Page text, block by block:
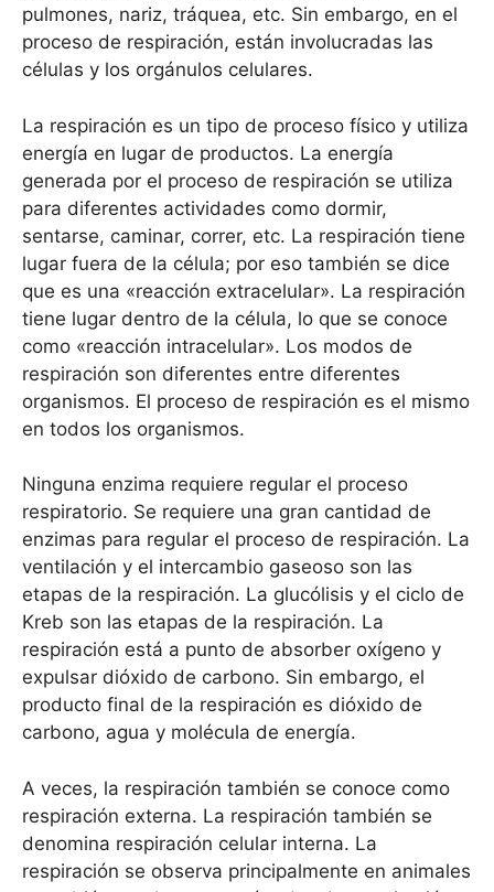
pulmones, nariz, tráquea, etc. Sin embargo, en el
proceso de respiración, están involucradas las
células y los orgánulos celulares.
La respiración es un tipo de proceso físico y utiliza
energía en lugar de productos. La energía
generada por el proceso de respiración se utiliza
para diferentes actividades como dormir,
sentarse, caminar, correr, etc. La respiración tiene
lugar fuera de la célula; por eso también se dice
que es una «reacción extracelular». La respiración
tiene lugar dentro de la célula, lo que se conoce
como «reacción intracelular». Los modos de
respiración son diferentes entre diferentes
organismos. El proceso de respiración es el mismo
en todos los organismos.
Ninguna enzima requiere regular el proceso
respiratorio. Se requiere una gran cantidad de
enzimas para regular el proceso de respiración. La
ventilación y el intercambio gaseoso son las
etapas de la respiración. La glucólisis y el ciclo de
Kreb son las etapas de la respiración. La
respiración está a punto de absorber oxígeno y
expulsar dióxido de carbono. Sin embargo, el
producto final de la respiración es dióxido de
carbono, agua y molécula de energía.
A veces, la respiración también se conoce como
respiración externa. La respiración también se
denomina respiración celular interna. La
respiración se observa principalmente en animales